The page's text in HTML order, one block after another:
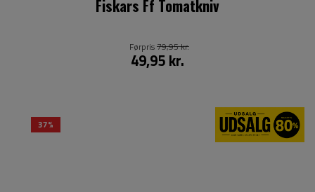
Fiskars Ff Tomatkniv
49,95 kr.
Førpris79,95 kr.
37%